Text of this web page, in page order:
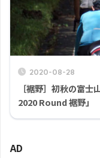
2020-08-28
［裾野］初秋の富
2020 Round 裾野」
AD